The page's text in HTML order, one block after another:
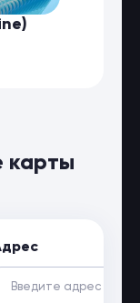
карты